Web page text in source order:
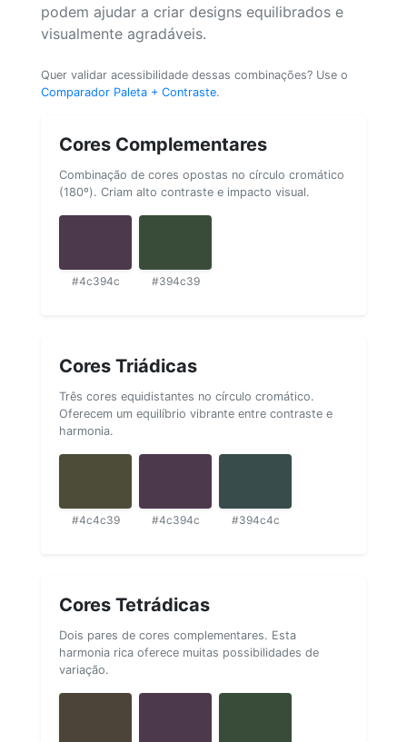
podem ajudar a criar designs equilibrados e
visualmente agradáveis.
Quer validar acessibilidade dessas combinações? Use o
Comparador Paleta + Contraste.
Cores Complementares
Combinação de cores opostas no círculo cromático
(180º). Criam alto contraste e impacto visual.
#4c394c #394c39
Cores Triádicas
Três cores equidistantes no círculo cromático.
Oferecem um equilíbrio vibrante entre contraste e
harmonia.
#4c4c39 #4c394c #394c4c
Cores Tetrádicas
Dois pares de cores complementares. Esta
harmonia rica oferece muitas possibilidades de
variação.